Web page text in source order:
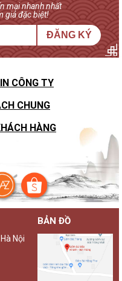
mại nhanh nhất
giá đặc biệt!
ĐĂNG KÝ
CÔNG TY
CHUNG
HÀNG
Nội
BẢN ĐỒ